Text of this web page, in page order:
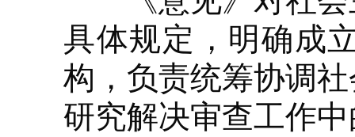
具体规定，明确成
构，负责统筹协调
研究解决审查工作